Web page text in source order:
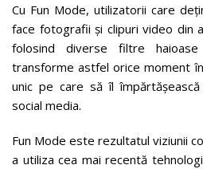
Cu Fun Mode, utilizatorii care
face fotografii și clipuri video din
folosind diverse filtre
transforme astfel orice moment
unic pe care să îl
social media.
Fun Mode este rezultatul viziunii
a utiliza cea mai recentă